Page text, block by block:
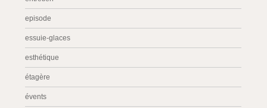
episode
essuie-glaces
esthétique
étagère
évents